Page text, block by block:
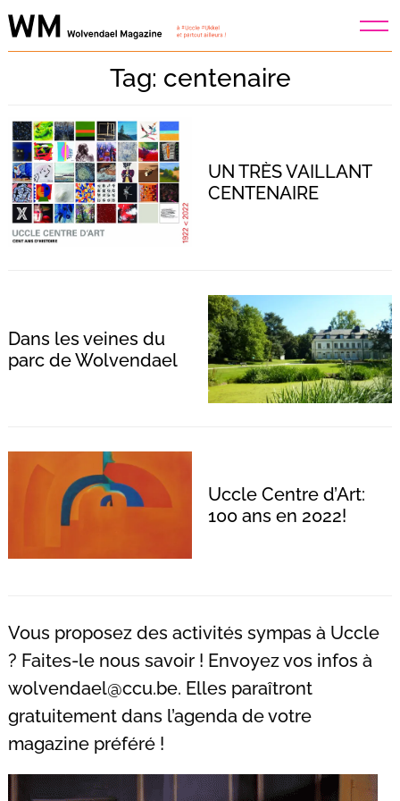
Skip
to
Tag: centenaire
UN TRÈS VAILLANT
CENTENAIRE
Dans les veines du
parc de Wolvendael
Uccle Centre d’Art:
100 ans en 2022!
Vous proposez des activités sympas à Uccle
? Faites-le nous savoir ! Envoyez vos infos à
wolvendael@ccu.be. Elles paraîtront
gratuitement dans l’agenda de votre
magazine préféré !
Recherche
pour